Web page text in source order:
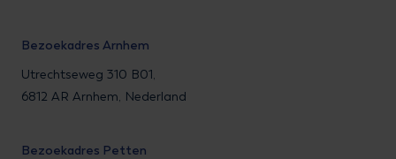
Bezoekadres Arnhem
Utrechtseweg 310 B01,
6812 AR Arnhem, Nederland
Bezoekadres Petten